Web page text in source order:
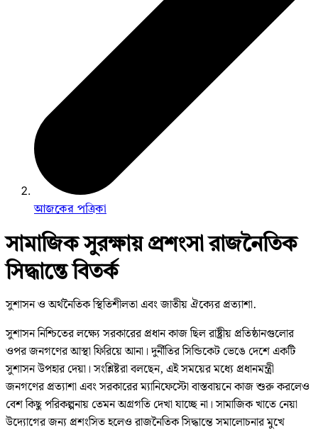
আজকের পত্রিকা
সামাজিক সুরক্ষায় প্রশংসা রাজনৈতিক
সিদ্ধান্তে বিতর্ক
সুশাসন ও অর্থনৈতিক স্থিতিশীলতা এবং জাতীয় ঐক্যের প্রত্যাশা.
সুশাসন নিশ্চিতের লক্ষ্যে সরকারের প্রধান কাজ ছিল রাষ্ট্রীয় প্রতিষ্ঠানগুলোর
ওপর জনগণের আস্থা ফিরিয়ে আনা। দুর্নীতির সিন্ডিকেট ভেঙে দেশে একটি
সুশাসন উপহার দেয়া। সংশ্লিষ্টরা বলছেন, এই সময়ের মধ্যে প্রধানমন্ত্রী
জনগণের প্রত্যাশা এবং সরকারের ম্যানিফেস্টো বাস্তবায়নে কাজ শুরু করলেও
বেশ কিছু পরিকল্পনায় তেমন অগ্রগতি দেখা যাচ্ছে না। সামাজিক খাতে নেয়া
উদ্যোগের জন্য প্রশংসিত হলেও রাজনৈতিক সিদ্ধান্তে সমালোচনার মুখে